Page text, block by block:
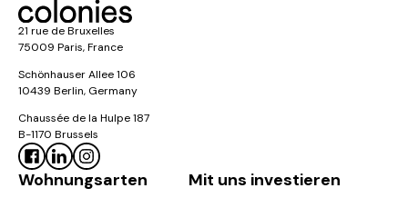
21 rue de Bruxelles
75009 Paris, France
Schönhauser Allee 106
10439 Berlin, Germany
Chaussée de la Hulpe 187
B-1170 Brussels
Wohnungsarten Mit uns investieren